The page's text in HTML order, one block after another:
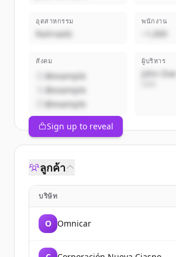
อุตสาหกรรม
Railroads
พนักงาน
~1,000
สังคม
@example
@example
@example
ผู้บริหาร
John Doe
Sign up to reveal
ลูกค้า
บริษัท
O Omnicar